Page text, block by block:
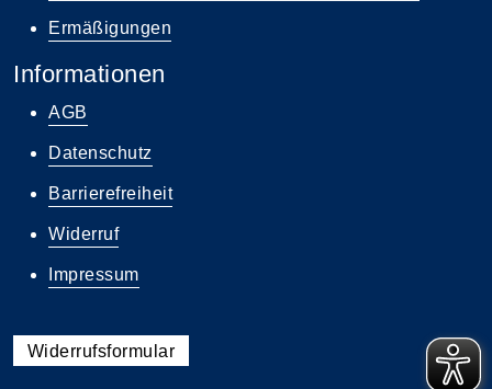
Ermäßigungen
Informationen
AGB
Datenschutz
Barrierefreiheit
Widerruf
Impressum
Widerrufsformular